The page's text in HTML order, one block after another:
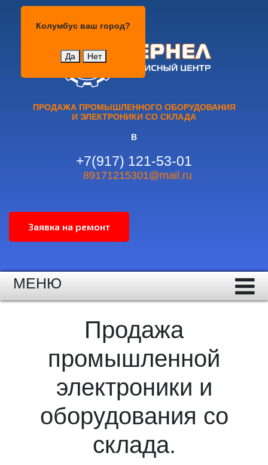
Колумбус ваш город?
Да Нет
ПРОДАЖА ПРОМЫШЛЕННОГО ОБОРУДОВАНИЯ
И ЭЛЕКТРОНИКИ СО СКЛАДА
В
+7(917) 121-53-01
89171215301@mail.ru
МЕНЮ
Продажа
промышленной
электроники и
оборудования со
склада.